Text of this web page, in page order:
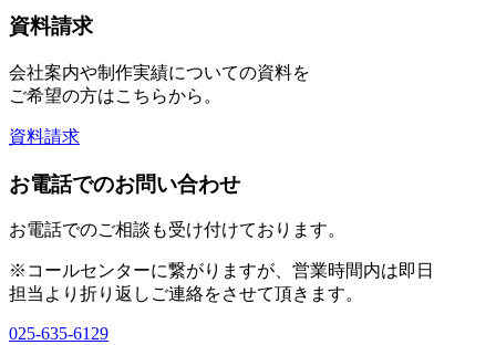
資料請求
会社案内や制作実績についての資料を
ご希望の方はこちらから。
資料請求
お電話でのお問い合わせ
お電話でのご相談も受け付けております。
※コールセンターに繋がりますが、営業時間内は即日
担当より折り返しご連絡をさせて頂きます。
025-635-6129